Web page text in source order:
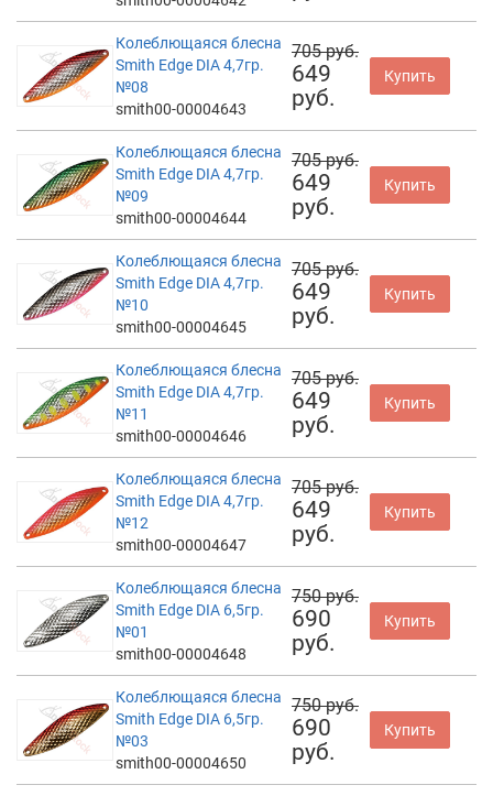
Колеблющаяся блесна
Smith Edge DIA 4,7гр.
№08
smith00-00004643
705 руб.
649
руб.
Купить
Колеблющаяся блесна
Smith Edge DIA 4,7гр.
№09
smith00-00004644
705 руб.
649
руб.
Купить
Колеблющаяся блесна
Smith Edge DIA 4,7гр.
№10
smith00-00004645
705 руб.
649
руб.
Купить
Колеблющаяся блесна
Smith Edge DIA 4,7гр.
№11
smith00-00004646
705 руб.
649
руб.
Купить
Колеблющаяся блесна
Smith Edge DIA 4,7гр.
№12
smith00-00004647
705 руб.
649
руб.
Купить
Колеблющаяся блесна
Smith Edge DIA 6,5гр.
№01
smith00-00004648
750 руб.
690
руб.
Купить
Колеблющаяся блесна
Smith Edge DIA 6,5гр.
№03
smith00-00004650
750 руб.
690
руб.
Купить